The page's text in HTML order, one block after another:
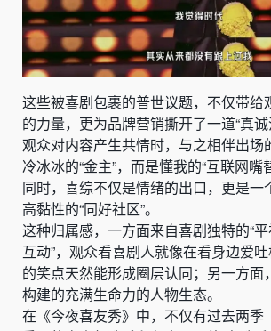
这些被喜剧包裹的普世议题，不仅带给
的力量，更为品牌营销撕开了一道“真
观众对内容产生共情时，与之相伴出场
冷冰冰的“金主”，而是懂我的“互联网嘴
同时，喜综不仅是情绪的出口，更是一
高黏性的“同好社区”。
这种归属感，一方面来自喜剧独特的“平
互动”，观众看喜剧人就像在看身边爱
的笑点天然能形成圈层认同；另一方面
构建的充满生命力的人物生态。
在《今夜喜友秀》中，不仅有过去两季